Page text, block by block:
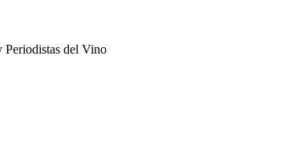
Periodistas del Vino